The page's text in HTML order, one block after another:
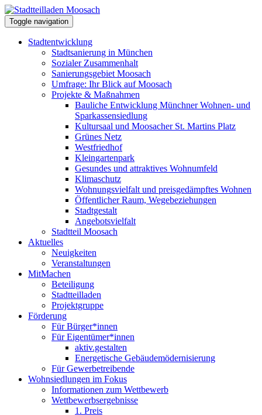
Toggle navigation
Stadtentwicklung
Stadtsanierung in München
Sozialer Zusammenhalt
Sanierungsgebiet Moosach
Umfrage: Ihr Blick auf Moosach
Projekte & Maßnahmen
Bauliche Entwicklung Münchner Wohnen- und
Sparkassensiedlung
Kultursaal und Moosacher St. Martins Platz
Grünes Netz
Westfriedhof
Kleingartenpark
Gesundes und attraktives Wohnumfeld
Klimaschutz
Wohnungsvielfalt und preisgedämpftes Wohnen
Öffentlicher Raum, Wegebeziehungen
Stadtgestalt
Angebotsvielfalt
Stadtteil Moosach
Aktuelles
Neuigkeiten
Veranstaltungen
MitMachen
Beteiligung
Stadtteilladen
Projektgruppe
Förderung
Für Bürger*innen
Für Eigentümer*innen
aktiv.gestalten
Energetische Gebäudemödernisierung
Für Gewerbetreibende
Wohnsiedlungen im Fokus
Informationen zum Wettbewerb
Wettbewerbsergebnisse
1. Preis